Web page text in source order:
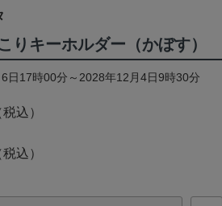
りキーホルダー（かぼす）
日17時00分～2028年12月4日9時30分
込）
込）